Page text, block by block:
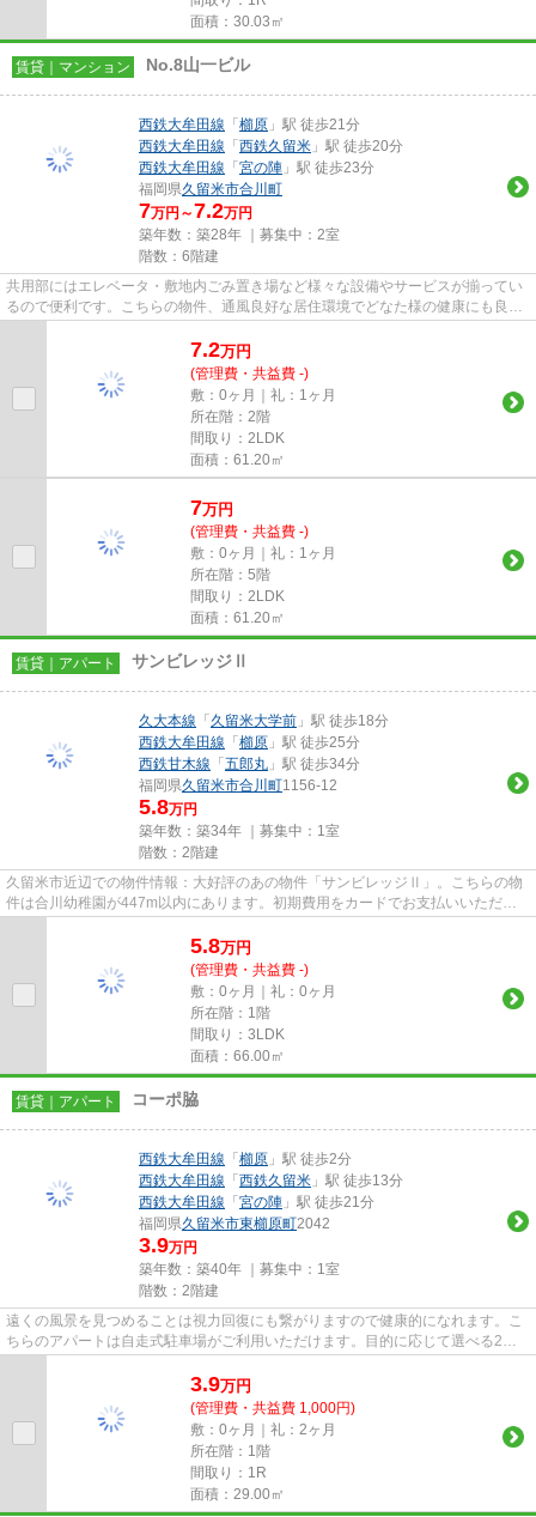
面積：30.03㎡
賃貸｜マンション No.8山一ビル
西鉄大牟田線 「櫛原 」駅 徒歩21分
西鉄大牟田線 「西鉄久留米 」駅 徒歩20分
西鉄大牟田線 「宮の陣 」駅 徒歩23分
福岡県久留米市合川町
7万円～7.2万円
築年数：築28年 ｜募集中： 2室
階数：6階建
共用部にはエレベータ・敷地内ごみ置き場など様々な設備やサービスが揃ってい
るので便利です。こちらの物件、通風良好な居住環境でどなた様の健康にも良い
おすすめの物件です。こちら...
7.2万円
(管理費・共益費 -)
敷：0ヶ月｜礼：1ヶ月
所在階：2階
間取り：2LDK
面積：61.20㎡
7万円
(管理費・共益費 -)
敷：0ヶ月｜礼：1ヶ月
所在階：5階
間取り：2LDK
面積：61.20㎡
賃貸｜アパート サンビレッジⅡ
久大本線 「久留米大学前 」駅 徒歩18分
西鉄大牟田線 「櫛原 」駅 徒歩25分
西鉄甘木線 「五郎丸 」駅 徒歩34分
福岡県久留米市合川町1156-12
5.8万円
築年数：築34年 ｜募集中： 1室
階数：2階建
久留米市近辺での物件情報：大好評のあの物件「サンビレッジⅡ」。こちらの物
件は合川幼稚園が447m以内にあります。初期費用をカードでお支払いいただけ
るので、カードで決済したい方に...
5.8万円
(管理費・共益費 -)
敷：0ヶ月｜礼：0ヶ月
所在階：1階
間取り：3LDK
面積：66.00㎡
賃貸｜アパート コーポ脇
西鉄大牟田線 「櫛原 」駅 徒歩2分
西鉄大牟田線 「西鉄久留米 」駅 徒歩13分
西鉄大牟田線 「宮の陣 」駅 徒歩21分
福岡県久留米市東櫛原町2042
3.9万円
築年数：築40年 ｜募集中： 1室
階数：2階建
遠くの風景を見つめることは視力回復にも繋がりますので健康的になれます。こ
ちらのアパートは自走式駐車場がご利用いただけます。目的に応じて選べる2駅
利用可能なアパートです。乗駅...
3.9万円
(管理費・共益費 1,000円)
敷：0ヶ月｜礼：2ヶ月
所在階：1階
間取り：1R
面積：29.00㎡